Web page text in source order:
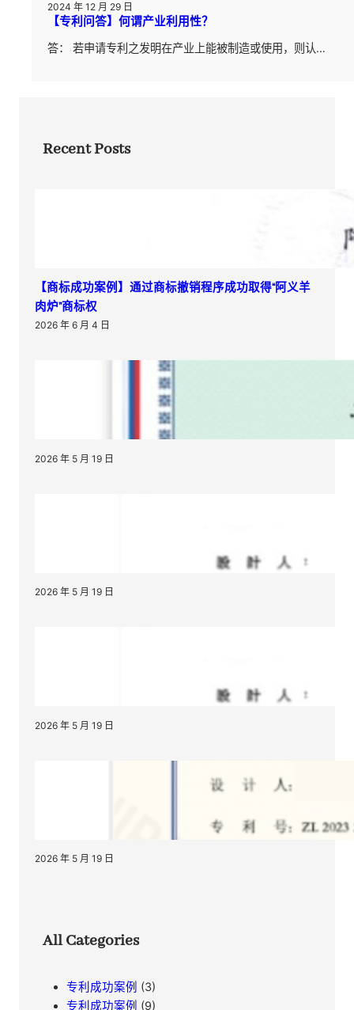
2024 年 12 月 29 日
【专利问答】何谓产业利用性？
答： 若申请专利之发明在产业上能被制造或使用，则认…
Recent Posts
【商标成功案例】通过商标撤销程序成功取得“阿义羊
肉炉”商标权
2026 年 6 月 4 日
2026 年 5 月 19 日
2026 年 5 月 19 日
2026 年 5 月 19 日
2026 年 5 月 19 日
All Categories
专利成功案例 (3)
专利成功案例 (9)